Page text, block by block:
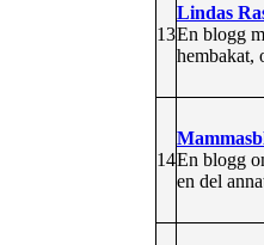
13
Lindas
En blogg
hembakat,
14En blogg
en del